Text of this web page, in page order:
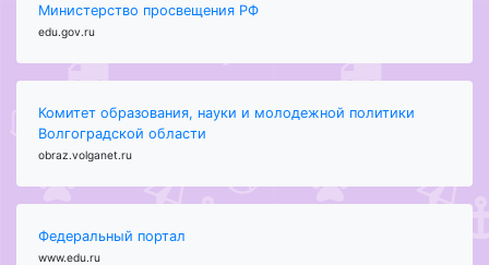
Министерство просвещения РФ
edu.gov.ru
Комитет образования, науки и молодежной политики
Волгоградской области
obraz.volganet.ru
Федеральный портал
www.edu.ru